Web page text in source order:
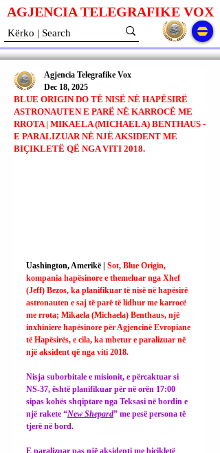
AGJENCIA TELEGRAFIKE VOX
BLUE ORIGIN DO TË NISË NË HAPËSIRË
ASTRONAUTEN E PARË NË KARROCË ME
RROTA | MIKAELA (MICHAELA) BENTHAUS -
E PARALIZUAR NË NJË AKSIDENT ME
BIÇIKLETË QË NGA VITI 2018.
Agjencia Telegrafike Vox
Dec 18, 2025
Uashington, Amerikë | Sot, Blue Origin,
kompania hapësinore e themeluar nga Xhef
(Jeff) Bezos, ka planifikuar të nisë në hapësirë ​​
astronauten e saj të parë të lidhur me karrocë
me rrota; Mikaela (Michaela) Benthaus, një
inxhiniere hapësinore për Agjencinë Evropiane
të Hapësirës, ​​e cila, ka mbetur e paralizuar në
një aksident që nga viti 2018.
Nisja suborbitale e misionit, e përcaktuar si
NS-37, është planifikuar për në orën 17:00
sipas kohës shqiptare nga Teksasi në bordin e
një rakete “New Shepard” me pesë persona të
tjerë në bord.